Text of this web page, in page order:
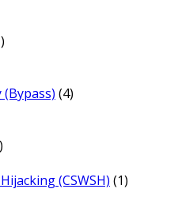
(4)
(CSWSH) (1)